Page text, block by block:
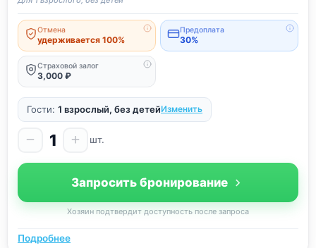
Отмена
удерживается 100%
Предоплата
30%
Страховой залог
3,000 ₽
Гости: 1 взрослый, без детейИзменить
1 шт.
Запросить бронирование
Хозяин подтвердит доступность после запроса
Подробнее